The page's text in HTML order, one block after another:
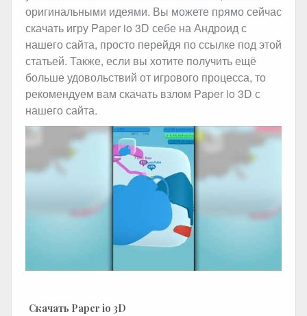
оригинальными идеями. Вы можете прямо сейчас
скачать игру Paper io 3D себе на Андроид с
нашего сайта, просто перейдя по ссылке под этой
статьей. Также, если вы хотите получить ещё
больше удовольствий от игрового процесса, то
рекомендуем вам скачать взлом Paper io 3D с
нашего сайта.
Скачать Paper io 3D